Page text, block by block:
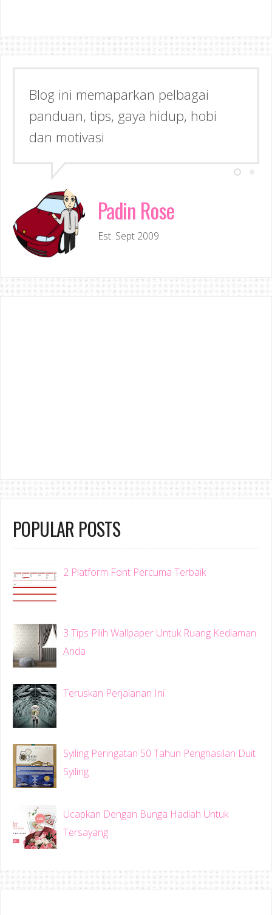
Blog ini memaparkan pelbagai
panduan, tips, gaya hidup, hobi
dan motivasi
Padin Rose
Est. Sept 2009
POPULAR POSTS
2 Platform Font Percuma Terbaik
3 Tips Pilih Wallpaper Untuk Ruang Kediaman
Anda
Teruskan Perjalanan Ini
Syiling Peringatan 50 Tahun Penghasilan Duit
Syiling
Ucapkan Dengan Bunga Hadiah Untuk
Tersayang